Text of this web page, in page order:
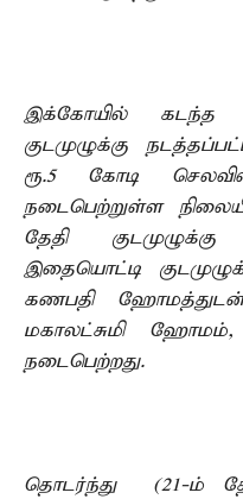
இக்கோயில் கடந்த
குடமுழுக்கு
ரூ.5 கோடி
நடைபெற்றுள்ள
தேதி
இதையொட்டி
கணபதி ஹோமத்துடன்
மகாலட்சுமி ஹோமம்,
நடைபெற்றது.
தொடர்ந்து (21-ம்